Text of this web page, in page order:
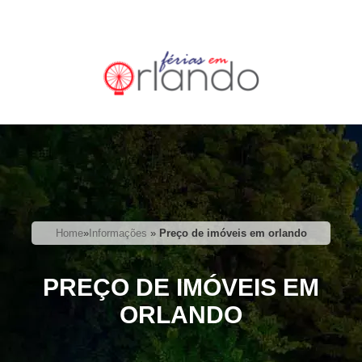
Home»Informações » Preço de imóveis em orlando
PREÇO DE IMÓVEIS EM
ORLANDO